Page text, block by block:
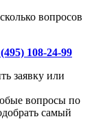
вопросов
108-24-99
заявку или
вопросы по
самый